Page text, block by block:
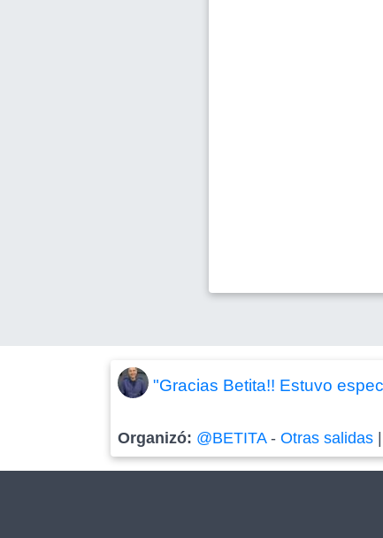
"Gracias Betita!! Estuvo
Organizó: @BETITA-Otras salidas